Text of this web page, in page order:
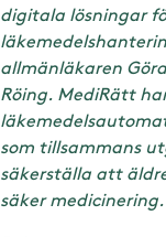
digitala lösningar
allmänläkaren
Röing. MediRätt
som tillsammans
säkerställa att
säker medicinering.